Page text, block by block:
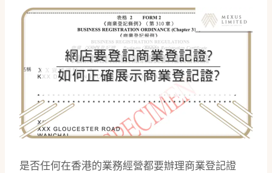
是否任何在香港的業務經營都要辦理商業登記證